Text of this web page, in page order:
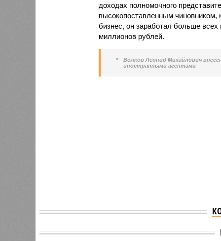
доходах полномочного
высокопоставленным чиновником,
бизнес, он заработал больше
миллионов рублей.
*
Волков Леонид Михайлович
иностранными агентами